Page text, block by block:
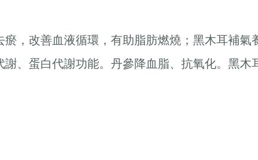
，改善血液循環，有助脂肪燃燒；黑木耳補
、蛋白代謝功能。丹參降血脂、抗氧化。黑